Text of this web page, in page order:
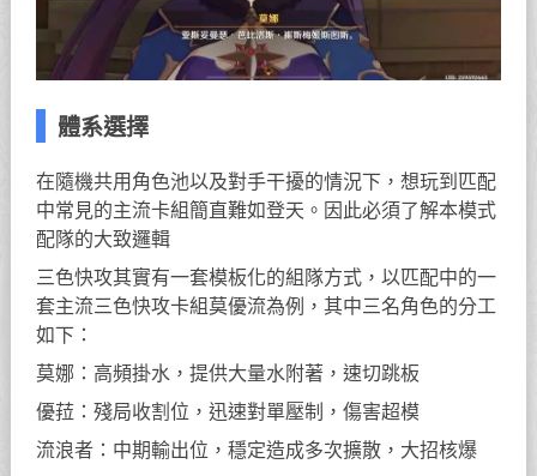
體系選擇
在隨機共用角色池以及對手干擾的情況下，想玩到匹配
中常見的主流卡組簡直難如登天。因此必須了解本模式
配隊的大致邏輯
三色快攻其實有一套模板化的組隊方式，以匹配中的一
套主流三色快攻卡組莫優流為例，其中三名角色的分工
如下：
莫娜：高頻掛水，提供大量水附著，速切跳板
優菈：殘局收割位，迅速對單壓制，傷害超模
流浪者：中期輸出位，穩定造成多次擴散，大招核爆